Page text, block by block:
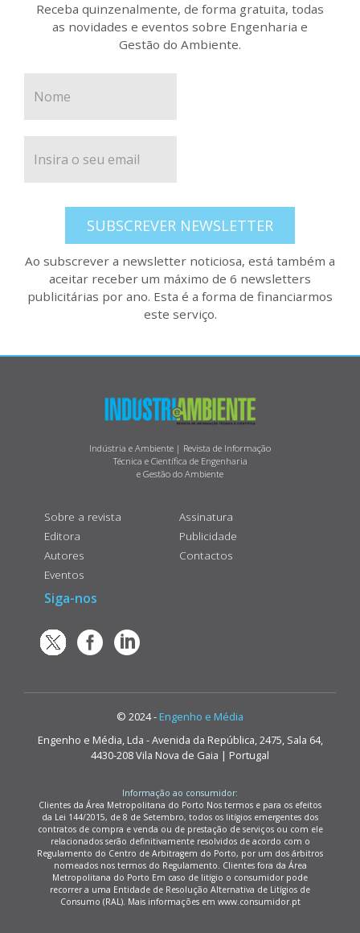
Receba quinzenalmente, de forma gratuita, todas
as novidades e eventos sobre Engenharia e
Gestão do Ambiente.
SUBSCREVER NEWSLETTER
Ao subscrever a newsletter noticiosa, está também a
aceitar receber um máximo de 6 newsletters
publicitárias por ano. Esta é a forma de financiarmos
este serviço.
Indústria e Ambiente | Revista de Informação
Técnica e Científica de Engenharia
e Gestão do Ambiente
Sobre a revista
Editora
Autores
Eventos
Assinatura
Publicidade
Contactos
Siga-nos
© 2024 - Engenho e Média
Engenho e Média, Lda - Avenida da República, 2475, Sala 64,
4430-208 Vila Nova de Gaia | Portugal
Informação ao consumidor:
Clientes da Área Metropolitana do Porto Nos termos e para os efeitos
da Lei 144/2015, de 8 de Setembro, todos os litígios emergentes dos
contratos de compra e venda ou de prestação de serviços ou com ele
relacionados serão definitivamente resolvidos de acordo com o
Regulamento do Centro de Arbitragem do Porto, por um dos árbitros
nomeados nos termos do Regulamento. Clientes fora da Área
Metropolitana do Porto Em caso de litígio o consumidor pode
recorrer a uma Entidade de Resolução Alternativa de Litígios de
Consumo (RAL). Mais informações em www.consumidor.pt